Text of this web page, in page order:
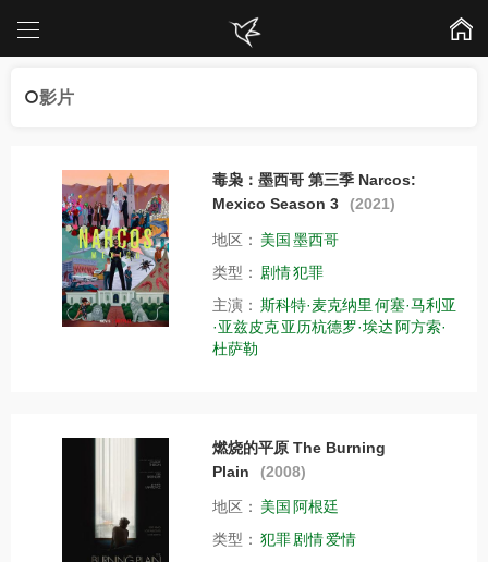
影片
毒枭：墨西哥 第三季 Narcos:
Mexico Season 3
(2021)
地区： 美国 墨西哥
类型： 剧情犯罪
主演： 斯科特·麦克纳里 何塞·马利亚
·亚兹皮克亚历杭德罗·埃达 阿方索·
杜萨勒
燃烧的平原 The Burning
Plain
(2008)
地区： 美国 阿根廷
类型： 犯罪剧情爱情